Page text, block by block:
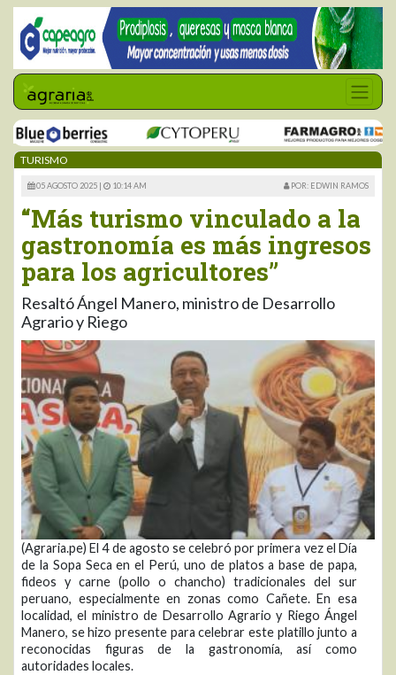
TURISMO
05 AGOSTO 2025 | 10:14 AM POR: EDWIN RAMOS
“Más turismo vinculado a la
gastronomía es más ingresos
para los agricultores”
Resaltó Ángel Manero, ministro de Desarrollo
Agrario y Riego
(Agraria.pe) El 4 de agosto se celebró por primera vez el Día
de la Sopa Seca en el Perú, uno de platos a base de papa,
fideos y carne (pollo o chancho) tradicionales del sur
peruano, especialmente en zonas como Cañete. En esa
localidad, el ministro de Desarrollo Agrario y Riego Ángel
Manero, se hizo presente para celebrar este platillo junto a
reconocidas figuras de la gastronomía, así como
autoridades locales.